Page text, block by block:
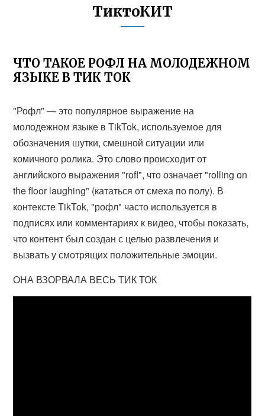
ТиктоКИТ
ЧТО ТАКОЕ РОФЛ НА МОЛОДЕЖНОМ
ЯЗЫКЕ В ТИК ТОК
"Рофл" — это популярное выражение на
молодежном языке в TikTok, используемое для
обозначения шутки, смешной ситуации или
комичного ролика. Это слово происходит от
английского выражения "rofl", что означает "rolling on
the floor laughing" (кататься от смеха по полу). В
контексте TikTok, "рофл" часто используется в
подписях или комментариях к видео, чтобы показать,
что контент был создан с целью развлечения и
вызвать у смотрящих положительные эмоции.
ОНА ВЗОРВАЛА ВЕСЬ ТИК ТОК